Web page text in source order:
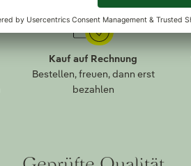
Kauf auf Rechnung
Bestellen, freuen, dann erst
bezahlen